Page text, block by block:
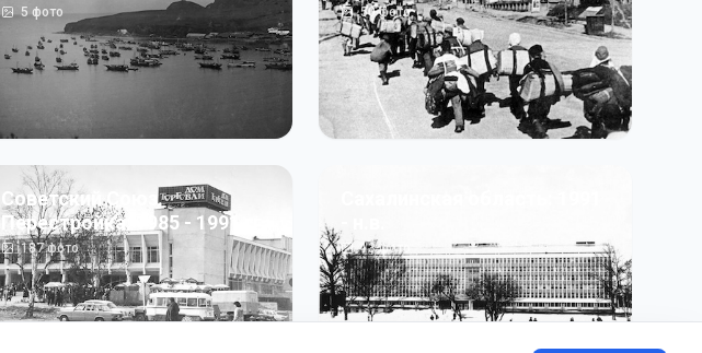
5фото 50фото
Советский Союз.
Перестройка: 1985 - 1991 гг
187фото 13фото